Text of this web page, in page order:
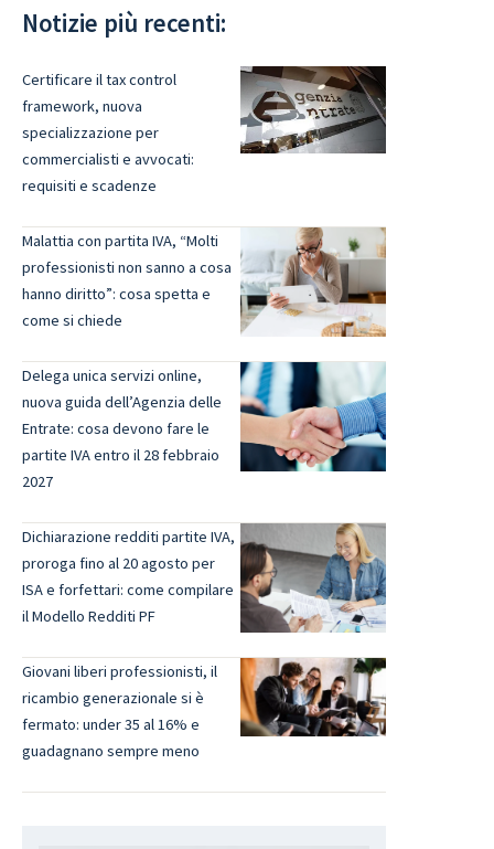
Notizie più recenti:
Certificare il tax control
framework, nuova
specializzazione per
commercialisti e avvocati:
requisiti e scadenze
Malattia con partita IVA, “Molti
professionisti non sanno a cosa
hanno diritto”: cosa spetta e
come si chiede
Delega unica servizi online,
nuova guida dell’Agenzia delle
Entrate: cosa devono fare le
partite IVA entro il 28 febbraio
2027
Dichiarazione redditi partite IVA,
proroga fino al 20 agosto per
ISA e forfettari: come compilare
il Modello Redditi PF
Giovani liberi professionisti, il
ricambio generazionale si è
fermato: under 35 al 16% e
guadagnano sempre meno